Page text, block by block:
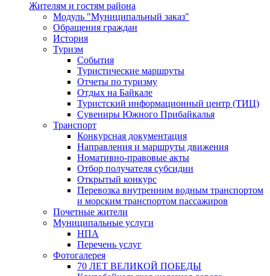
Жителям и гостям района
Модуль "Муниципальный заказ"
Обращения граждан
История
Туризм
События
Туристические маршруты
Отчеты по туризму
Отдых на Байкале
Туристский информационный центр (ТИЦ)
Сувениры Южного Прибайкалья
Транспорт
Конкурсная документация
Направления и маршруты движения
Номативно-правовые акты
Отбор получателя субсидии
Открытый конкурс
Перевозка внутренним водным транспортом
и морским транспортом пассажиров
Почетные жители
Муниципальные услуги
НПА
Перечень услуг
Фотогалерея
70 ЛЕТ ВЕЛИКОЙ ПОБЕДЫ